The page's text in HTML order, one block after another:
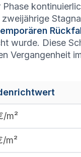
wurde. Diese
Vergangenheit
m²
m²